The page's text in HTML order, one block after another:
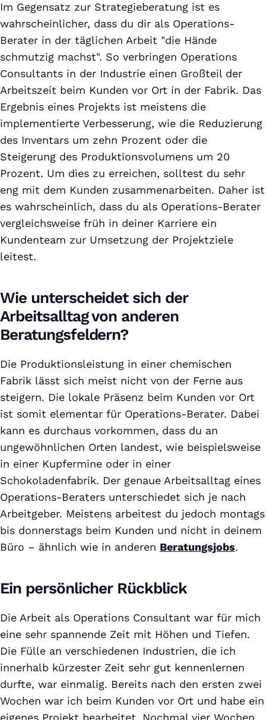
Im Gegensatz zur Strategieberatung ist es
wahrscheinlicher, dass du dir als Operations-
Berater in der täglichen Arbeit "die Hände
schmutzig machst". So verbringen Operations
Consultants in der Industrie einen Großteil der
Arbeitszeit beim Kunden vor Ort in der Fabrik. Das
Ergebnis eines Projekts ist meistens die
implementierte Verbesserung, wie die Reduzierung
des Inventars um zehn Prozent oder die
Steigerung des Produktionsvolumens um 20
Prozent. Um dies zu erreichen, solltest du sehr
eng mit dem Kunden zusammenarbeiten. Daher ist
es wahrscheinlich, dass du als Operations-Berater
vergleichsweise früh in deiner Karriere ein
Kundenteam zur Umsetzung der Projektziele
leitest.
Wie unterscheidet sich der
Arbeitsalltag von anderen
Beratungsfeldern?
Die Produktionsleistung in einer chemischen
Fabrik lässt sich meist nicht von der Ferne aus
steigern. Die lokale Präsenz beim Kunden vor Ort
ist somit elementar für Operations-Berater. Dabei
kann es durchaus vorkommen, dass du an
ungewöhnlichen Orten landest, wie beispielsweise
in einer Kupfermine oder in einer
Schokoladenfabrik. Der genaue Arbeitsalltag eines
Operations-Beraters unterschiedet sich je nach
Arbeitgeber. Meistens arbeitest du jedoch montags
bis donnerstags beim Kunden und nicht in deinem
Büro – ähnlich wie in anderen Beratungsjobs.
Ein persönlicher Rückblick
Die Arbeit als Operations Consultant war für mich
eine sehr spannende Zeit mit Höhen und Tiefen.
Die Fülle an verschiedenen Industrien, die ich
innerhalb kürzester Zeit sehr gut kennenlernen
durfte, war einmalig. Bereits nach den ersten zwei
Wochen war ich beim Kunden vor Ort und habe ein